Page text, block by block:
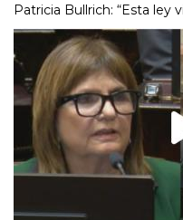
Patricia Bullrich: “Esta ley